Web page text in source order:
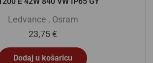
Ledvance , Osram
23,75 €
Dodaj u košaricu